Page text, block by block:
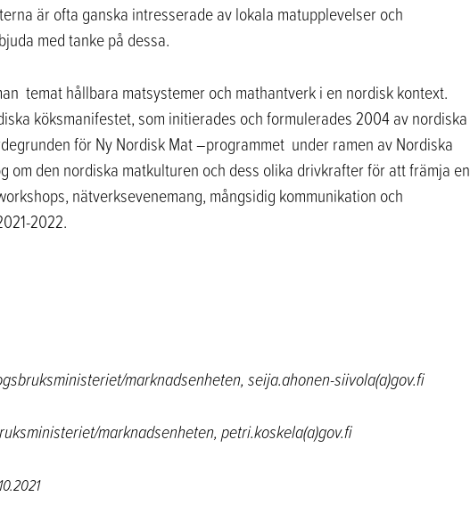
är ofta ganska intresserade av lokala matupplevelser och
med tanke på dessa.
temat hållbara matsystemer och mathantverk i en nordisk kontext.
köksmanifestet, som initierades och formulerades 2004 av nordiska
för Ny Nordisk Mat –programmet under ramen av Nordiska
om den nordiska matkulturen och dess olika drivkrafter för att främja en
nätverksevenemang, mångsidig kommunikation och
2022.
marknadsenheten, seija.ahonen-siivola(a)gov.fi
marknadsenheten, petri.koskela(a)gov.fi